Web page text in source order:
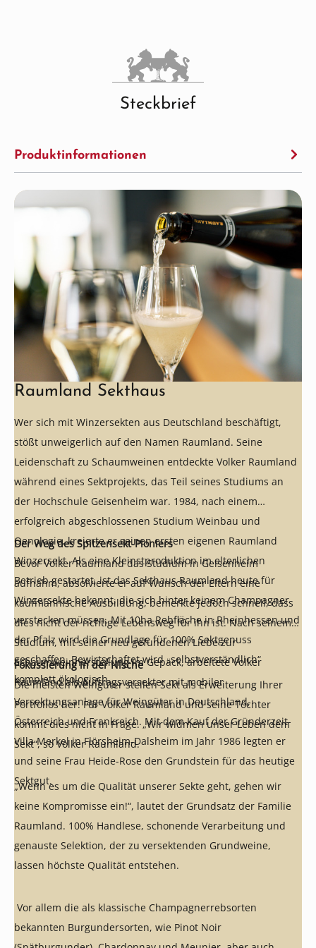
Steckbrief
Produktinformationen
Raumland Sekthaus
Wer sich mit Winzersekten aus Deutschland beschäftigt,
stößt unweigerlich auf den Namen Raumland. Seine
Leidenschaft zu Schaumweinen entdeckte Volker Raumland
während eines Sektprojekts, das Teil seines Studiums an
der Hochschule Geisenheim war. 1984, nach einem
erfolgreich abgeschlossenen Studium Weinbau und
Oenologie, kreierte er seinen ersten eigenen Raumland
Winzersekt. Als eine Kleinstproduktion im elterlichen
Betrieb gestartet, ist das Sekthaus Raumland heute für
Winzersekte bekannt, die sich hinter keinem Champagner
verstecken müssen. Mit 10ha Rebfläche in Rheinhessen und
der Pfalz wird die Grundlage für 100% Sektgenuss
geschaffen. Bewirtschaftet wird „selbstverständlich“
komplett ökologisch.
Der Weg des Spitzensekt-Pioniers
Bevor Volker Raumland das Studium in Geisenheim
aufnahm, absolvierte er auf Wunsch der Eltern eine
kaufmännische Ausbildung, bemerkte jedoch schnell, dass
dies nicht der richtige Lebensweg für ihn ist. Nach seinem
Studium, mit seiner neu gefundenen Liebe zur
Schaumweinherstellung im Gepäck, arbeitete Volker
Raumland als Auftragsversekter mit mobiler
Versektungsanlage für Weingüter in Deutschland,
Österreich und Frankreich. Mit dem Kauf der Gründerzeit-
Villa Merkel in Flörsheim-Dalsheim im Jahr 1986 legten er
und seine Frau Heide-Rose den Grundstein für das heutige
Sektgut.
Fokussierung in der Nische
Die meisten Weingüter stellen Sekt als Erweiterung Ihrer
Portfolios her. Für Volker Raumland und seine Töchter
kommt dies nicht in Frage. „Wir widmen unser Leben dem
Sekt“, so Volker Raumland.
„Wenn es um die Qualität unserer Sekte geht, gehen wir
keine Kompromisse ein!“, lautet der Grundsatz der Familie
Raumland. 100% Handlese, schonende Verarbeitung und
genauste Selektion, der zu versektenden Grundweine,
lassen höchste Qualität entstehen.
Vor allem die als klassische Champagnerrebsorten
bekannten Burgundersorten, wie Pinot Noir